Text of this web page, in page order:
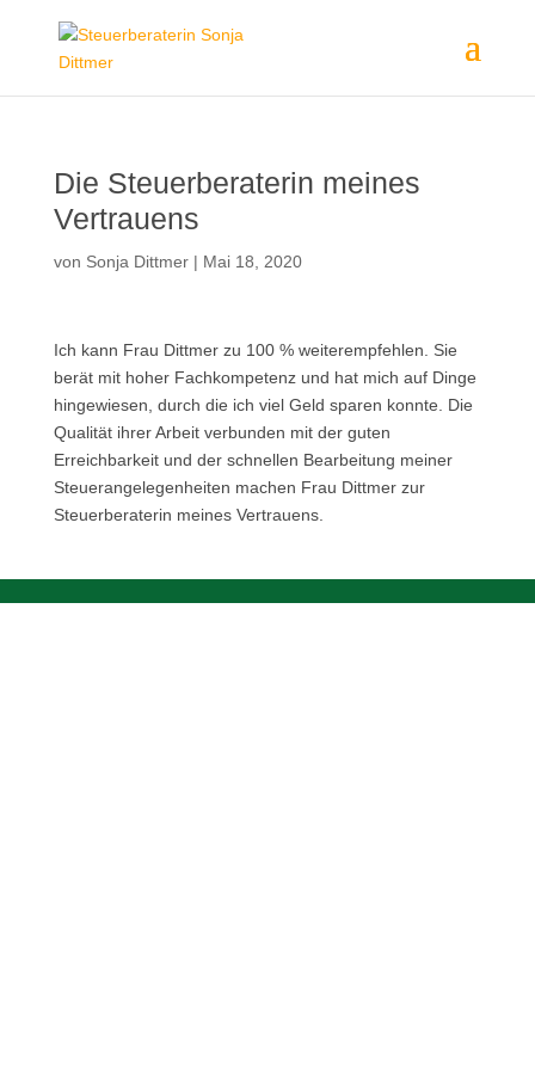
Die Steuerberaterin meines
Vertrauens
von Sonja Dittmer| Mai 18, 2020
Ich kann Frau Dittmer zu 100 % weiterempfehlen. Sie
berät mit hoher Fachkompetenz und hat mich auf Dinge
hingewiesen, durch die ich viel Geld sparen konnte. Die
Qualität ihrer Arbeit verbunden mit der guten
Erreichbarkeit und der schnellen Bearbeitung meiner
Steuerangelegenheiten machen Frau Dittmer zur
Steuerberaterin meines Vertrauens.